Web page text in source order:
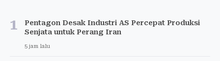
1
Pentagon Desak Industri AS Percepat Produksi
Senjata untuk Perang Iran
5 jam lalu